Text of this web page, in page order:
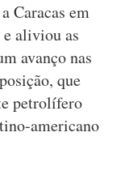
Caracas em
e aliviou as
avanço nas
que
petrolífero
americano